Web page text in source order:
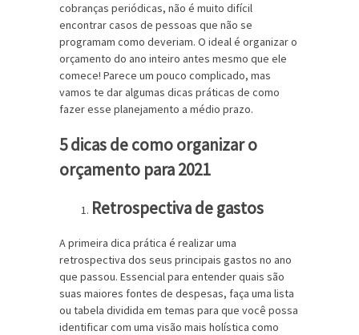
cobranças periódicas, não é muito difícil
encontrar casos de pessoas que não se
programam como deveriam. O ideal é organizar o
orçamento do ano inteiro antes mesmo que ele
comece! Parece um pouco complicado, mas
vamos te dar algumas dicas práticas de como
fazer esse planejamento a médio prazo.
5 dicas de como organizar o
orçamento para 2021
Retrospectiva de gastos
A primeira dica prática é realizar uma
retrospectiva dos seus principais gastos no ano
que passou. Essencial para entender quais são
suas maiores fontes de despesas, faça uma lista
ou tabela dividida em temas para que você possa
identificar com uma visão mais holística como